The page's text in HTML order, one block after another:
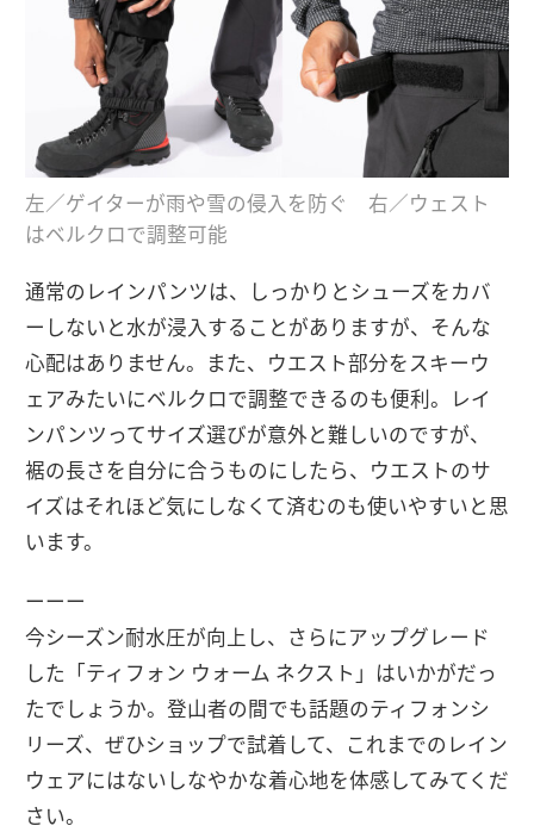
左／ゲイターが雨や雪の侵入を防ぐ 右／ウェスト
はベルクロで調整可能
通常のレインパンツは、しっかりとシューズをカバ
ーしないと水が浸入することがありますが、そんな
心配はありません。また、ウエスト部分をスキーウ
ェアみたいにベルクロで調整できるのも便利。レイ
ンパンツってサイズ選びが意外と難しいのですが、
裾の長さを自分に合うものにしたら、ウエストのサ
イズはそれほど気にしなくて済むのも使いやすいと思
います。
ーーー
今シーズン耐水圧が向上し、さらにアップグレード
した「ティフォン ウォーム ネクスト」はいかがだっ
たでしょうか。登山者の間でも話題のティフォンシ
リーズ、ぜひショップで試着して、これまでのレイン
ウェアにはないしなやかな着心地を体感してみてくだ
さい。